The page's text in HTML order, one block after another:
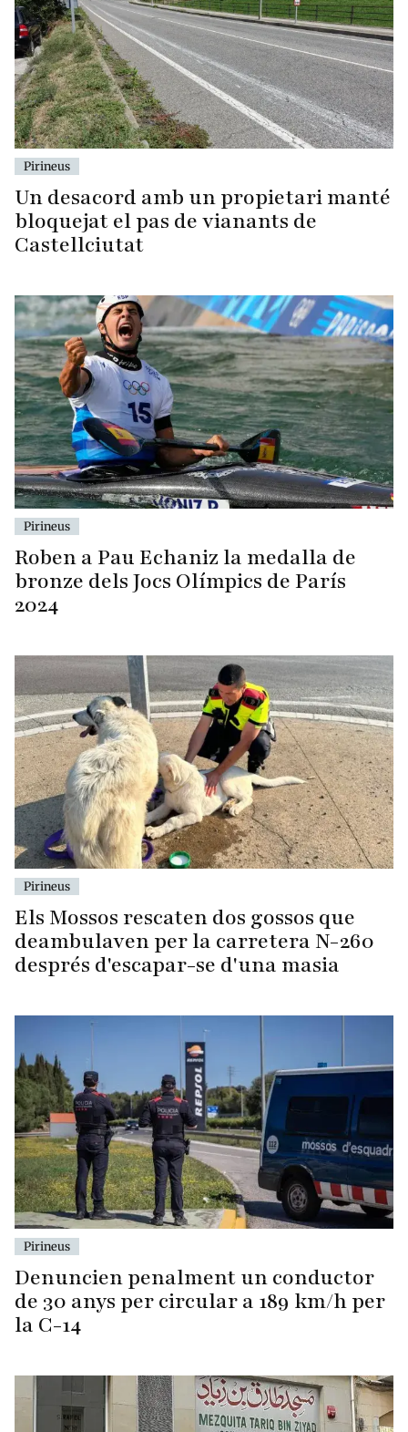
Pirineus
Un desacord amb un propietari manté
bloquejat el pas de vianants de
Castellciutat
Pirineus
Roben a Pau Echaniz la medalla de
bronze dels Jocs Olímpics de París
2024
Pirineus
Els Mossos rescaten dos gossos que
deambulaven per la carretera N-260
després d'escapar-se d'una masia
Pirineus
Denuncien penalment un conductor
de 30 anys per circular a 189 km/h per
la C-14